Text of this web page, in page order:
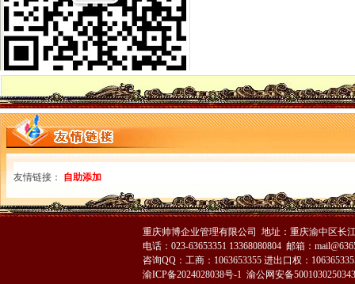
长寿局重庆注销税务三项措施造一流服务型行政执法机关
沙坪坝局化三项“建设”代理注销分公司 牢监管执法基础
璧山局新年开展“走近新农村”重庆注销分公司活动
涪陵局突出重点开展春节市重庆注销税务场集中整行动
南岸局坚持“五结合五促进”代办注销分公司扎实开展个体验照工作
渝中局走进山区、重庆分公司注销走进社区开展送温暖活动
巴南局重庆分公司注销三个结合引导规范烟花竹经营秩序
酉局代理注销分公司年初工作采取三条措施确保三个效果
万州局索农村市场监管 “四种模式”重庆注销分公司
沙坪坝局重庆注销分公司抓好三个培训提高一线干部行政能力
奉节局四措施扎实推进“光收费”代理注销分公司工作
北碚局重庆注销分公司水土工商所切实为民服务积开展现场个体验照
大足局将全面开展“提示、引导、建议”分公司营业执照注销行政指导
云局四措并举监管烟花竹市代理注销分公司场见成效
江津局认真贯彻全市重庆注销税务工商工作会议精
经开园局认真达全市重庆分公司注销工商工作会议精
大足局“五个到位”分公司营业执照注销认真达落实全市工商工作会议精
友情链接： 自助添加
重庆帅博企业管理有限公司 地址：重庆渝中区长
电话：023-63653351 13368080804 邮箱：
咨询QQ：工商：1063653355 进出口权：
渝ICP备2024028038号-1 渝公网安备